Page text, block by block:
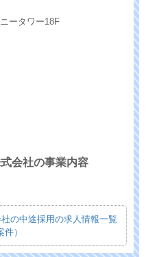
ータワー18F
会社の事業内容
の中途採用の求人情報一覧
件）